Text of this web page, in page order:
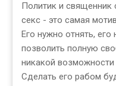
Политик и священник
секс - это самая
Его нужно отнять, его
позволить полную
никакой возможности
Сделать его рабом